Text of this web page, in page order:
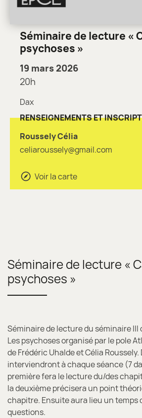
Séminaire de lecture «
psychoses »
19 mars 2026
20h
Dax
RENSEIGNEMENTS ET
Roussely Célia
celiaroussely@gmail.com
Voir la carte
Séminaire de lecture «
psychoses »
Séminaire de lecture du séminaire III
Les psychoses organisé par le pole
de Frédéric Uhalde et Célia
interviendront à chaque séance (7
première fera le lecture du/des
la deuxième précisera un point
chapitre. Ensuite aura lieu un temps
questions.